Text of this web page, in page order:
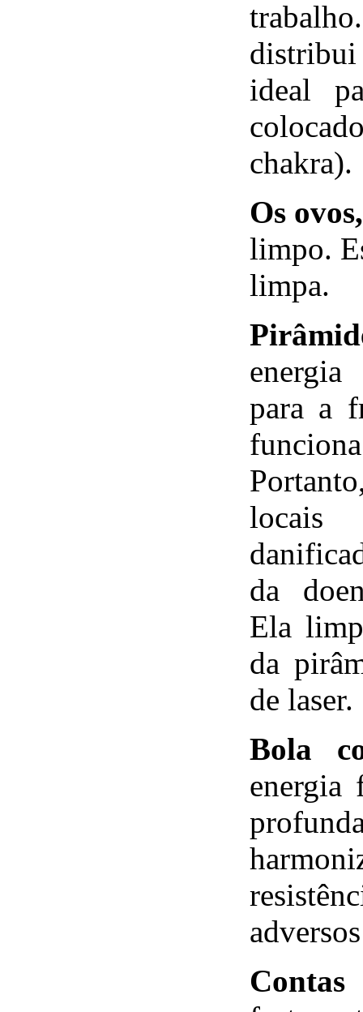
distribui
ideal
chakra).
Os ovos,
limpo.
limpa.
para a
locais
da
Ela
da
de laser.
Bola
energia